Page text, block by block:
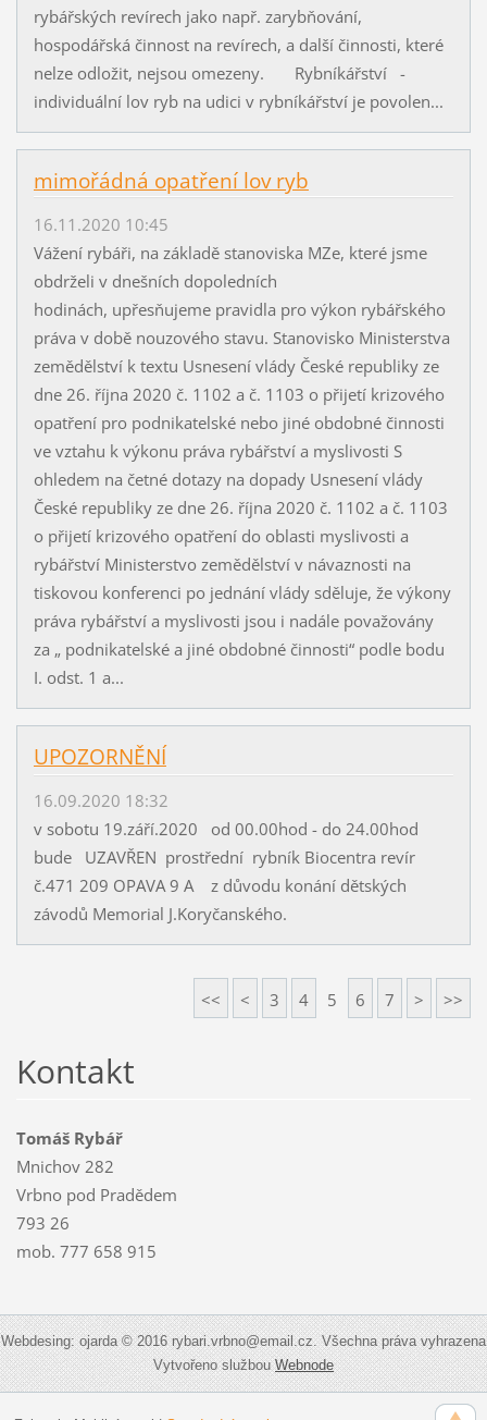
rybářských revírech jako např. zarybňování,
hospodářská činnost na revírech, a další činnosti, které
nelze odložit, nejsou omezeny. Rybníkářství -
individuální lov ryb na udici v rybníkářství je povolen...
mimořádná opatření lov ryb
16.11.2020 10:45
Vážení rybáři, na základě stanoviska MZe, které jsme
obdrželi v dnešních dopoledních
hodinách, upřesňujeme pravidla pro výkon rybářského
práva v době nouzového stavu. Stanovisko Ministerstva
zemědělství k textu Usnesení vlády České republiky ze
dne 26. října 2020 č. 1102 a č. 1103 o přijetí krizového
opatření pro podnikatelské nebo jiné obdobné činnosti
ve vztahu k výkonu práva rybářství a myslivosti S
ohledem na četné dotazy na dopady Usnesení vlády
České republiky ze dne 26. října 2020 č. 1102 a č. 1103
o přijetí krizového opatření do oblasti myslivosti a
rybářství Ministerstvo zemědělství v návaznosti na
tiskovou konferenci po jednání vlády sděluje, že výkony
práva rybářství a myslivosti jsou i nadále považovány
za „ podnikatelské a jiné obdobné činnosti“ podle bodu
I. odst. 1 a...
UPOZORNĚNÍ
16.09.2020 18:32
v sobotu 19.září.2020 od 00.00hod - do 24.00hod
bude UZAVŘEN prostřední rybník Biocentra revír
č.471 209 OPAVA 9 A z důvodu konání dětských
závodů Memorial J.Koryčanského.
<< < 3 4 5 6 7 > >>
Kontakt
Tomáš Rybář
Mnichov 282
Vrbno pod Pradědem
793 26
mob. 777 658 915
Webdesing: ojarda © 2016 rybari.vrbno@email.cz. Všechna práva vyhrazena
Vytvořeno službouWebnode